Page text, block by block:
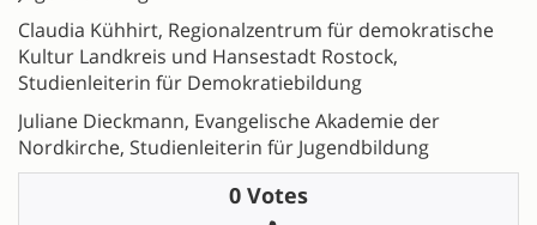
Claudia Kühhirt, Regionalzentrum für demokratische
Kultur Landkreis und Hansestadt Rostock,
Studienleiterin für Demokratiebildung
Juliane Dieckmann, Evangelische Akademie der
Nordkirche, Studienleiterin für Jugendbildung
0 Votes